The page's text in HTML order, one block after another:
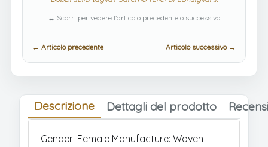
↔ Scorri per vedere l’articolo precedente o successivo
← Articolo precedente Articolo successivo →
Descrizione Dettagli del prodotto
Gender: Female Manufacture: Woven